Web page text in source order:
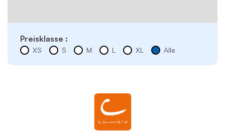
Preisklasse :
XS S M L XL Alle